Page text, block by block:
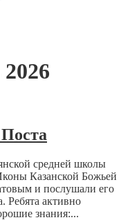
средней школы
Казанской Божьей
и послушали его
Ребята активно
знания:...